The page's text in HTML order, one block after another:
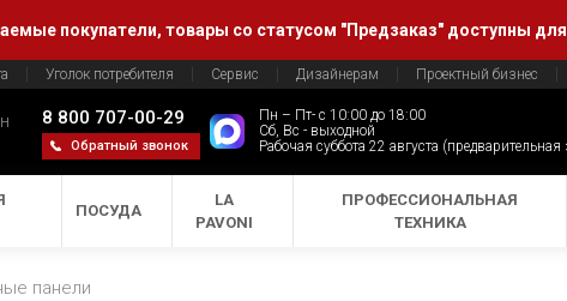
покупатели, товары со статусом "Предзаказ" доступны для
Уголок потребителя Сервис Дизайнерам Проектный бизнес
8 800 707-00-29
Обратный звонок
Пн – Пт- с 10:00 до 18:00
Сб, Вс - выходной
Рабочая суббота 22 августа (предварительная
ПОСУДА
LA
PAVONI
ПРОФЕССИОНАЛЬНАЯ
ТЕХНИКА
панели